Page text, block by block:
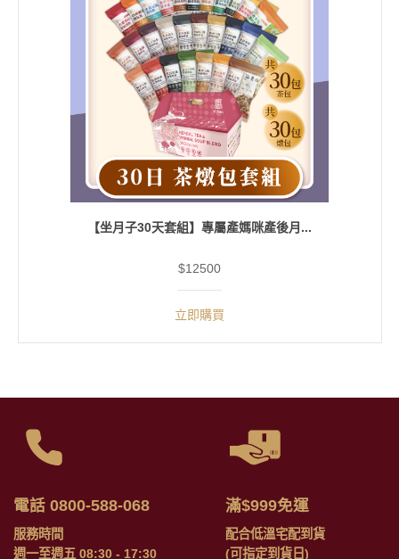
【坐月子30天套組】專屬產媽咪產後月...
$12500
立即購買
電話 0800-588-068
服務時間
週一至週五 08:30 - 17:30
滿$999免運
配合低溫宅配到貨
(可指定到貨日)